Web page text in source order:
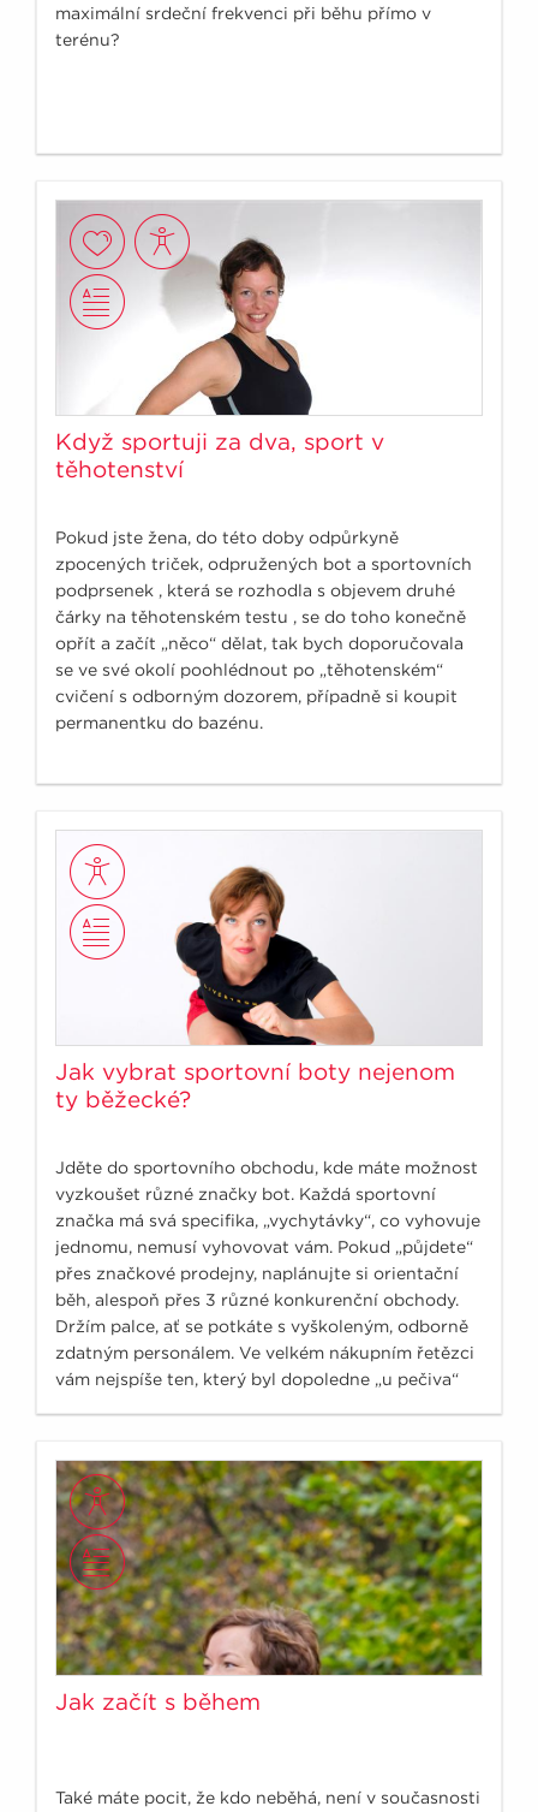
maximální srdeční frekvenci při běhu přímo v
terénu?
Když sportuji za dva, sport v
těhotenství
Pokud jste žena, do této doby odpůrkyně
zpocených triček, odpružených bot a sportovních
podprsenek , která se rozhodla s objevem druhé
čárky na těhotenském testu , se do toho konečně
opřít a začít „něco“ dělat, tak bych doporučovala
se ve své okolí poohlédnout po „těhotenském“
cvičení s odborným dozorem, případně si koupit
permanentku do bazénu.
Jak vybrat sportovní boty nejenom
ty běžecké?
Jděte do sportovního obchodu, kde máte možnost
vyzkoušet různé značky bot. Každá sportovní
značka má svá specifika, „vychytávky“, co vyhovuje
jednomu, nemusí vyhovovat vám. Pokud „půjdete“
přes značkové prodejny, naplánujte si orientační
běh, alespoň přes 3 různé konkurenční obchody.
Držím palce, ať se potkáte s vyškoleným, odborně
zdatným personálem. Ve velkém nákupním řetězci
vám nejspíše ten, který byl dopoledne „u pečiva“
Jak začít s během
Také máte pocit, že kdo neběhá, není v současnosti